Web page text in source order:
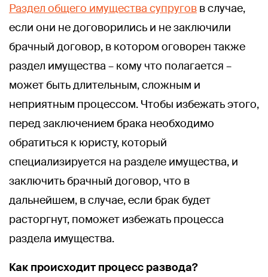
Раздел общего имущества супругов в случае,
если они не договорились и не заключили
брачный договор, в котором оговорен также
раздел имущества – кому что полагается –
может быть длительным, сложным и
неприятным процессом. Чтобы избежать этого,
перед заключением брака необходимо
обратиться к юристу, который
специализируется на разделе имущества, и
заключить брачный договор, что в
дальнейшем, в случае, если брак будет
расторгнут, поможет избежать процесса
раздела имущества.
Как происходит процесс развода?